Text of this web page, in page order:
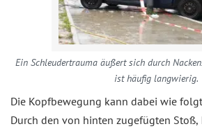
Ein Schleudertrauma äußert sich durch
ist häufig langwierig.
Die Kopfbewegung kann dabei wie
Durch den von hinten zugefügten Stoß,